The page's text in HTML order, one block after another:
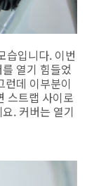
습입니다. 이번
열기 힘들었
런데 이부분이
스트랩 사이로
. 커버는 열기